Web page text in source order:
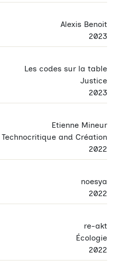
Alexis Benoit
2023
Les codes sur la table
Justice
2023
Etienne Mineur
Technocritique and Création
2022
noesya
2022
re-akt
Écologie
2022